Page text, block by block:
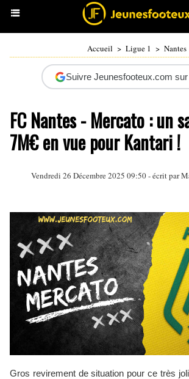
Accueil > Ligue 1 > Nantes
Suivre Jeunesfooteux.com
FC Nantes - Mercato : un
7M€ en vue pour Kantari !
Vendredi 26 Décembre 2025 09:50 - écrit par
Gros revirement de situation pour ce très joli dossier étudié par